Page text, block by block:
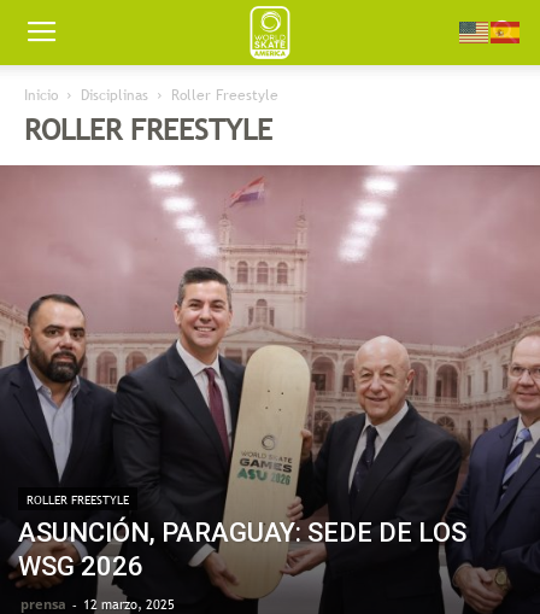
Worldskate
America
Inicio Disciplinas Roller Freestyle
ROLLER FREESTYLE
ROLLER FREESTYLE
ASUNCIÓN, PARAGUAY: SEDE DE LOS
WSG 2026
prensa - 12 marzo, 2025